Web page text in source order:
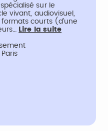
sur le
vivant, audiovisuel,
formats courts (d'une
Lire la suite